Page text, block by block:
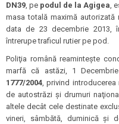
DN39, pe podul de la Agigea,
masa totală maximă
data de 23 decembrie 2013,
întrerupe traficul rutier pe pod.
Poliţia română reaminteşte
marfă că astăzi, 1
1777/2004, privind
de autostrăzi şi drumuri
altele decât cele destinate
vineri, sâmbătă, duminică şi